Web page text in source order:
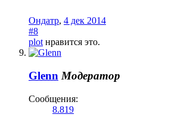
Ондатр, 4 дек 2014
#8
plotнравится это.
Glenn Модератор
Сообщения:
8.819